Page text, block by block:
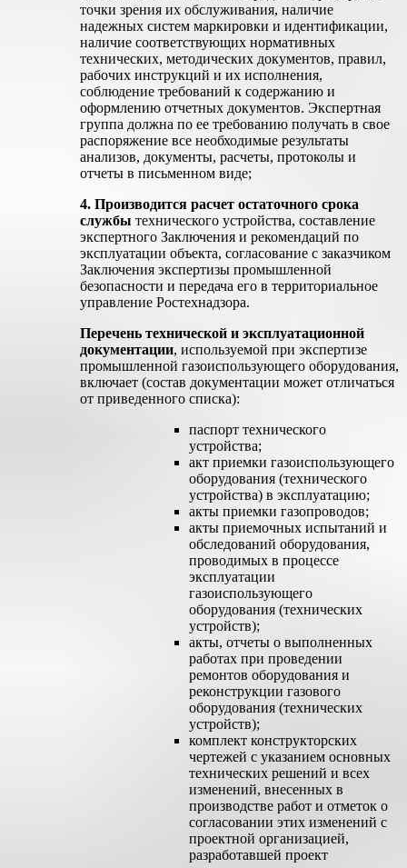
точки зрения их обслуживания, наличие
надежных систем маркировки и идентификации,
наличие соответствующих нормативных
технических, методических документов, правил,
рабочих инструкций и их исполнения,
соблюдение требований к содержанию и
оформлению отчетных документов. Экспертная
группа должна по ее требованию получать в свое
распоряжение все необходимые результаты
анализов, документы, расчеты, протоколы и
отчеты в письменном виде;
4. Производится расчет остаточного срока
службы технического устройства, составление
экспертного Заключения и рекомендаций по
эксплуатации объекта, согласование с заказчиком
Заключения экспертизы промышленной
безопасности и передача его в территориальное
управление Ростехнадзора.
Перечень технической и эксплуатационной
документации, используемой при экспертизе
промышленной газоиспользующего оборудования,
включает (состав документации может отличаться
от приведенного списка):
паспорт технического
устройства;
акт приемки газоиспользующего
оборудования (технического
устройства) в эксплуатацию;
акты приемки газопроводов;
акты приемочных испытаний и
обследований оборудования,
проводимых в процессе
эксплуатации
газоиспользующего
оборудования (технических
устройств);
акты, отчеты о выполненных
работах при проведении
ремонтов оборудования и
реконструкции газового
оборудования (технических
устройств);
комплект конструкторских
чертежей с указанием основных
технических решений и всех
изменений, внесенных в
производстве работ и отметок о
согласовании этих изменений с
проектной организацией,
разработавшей проект